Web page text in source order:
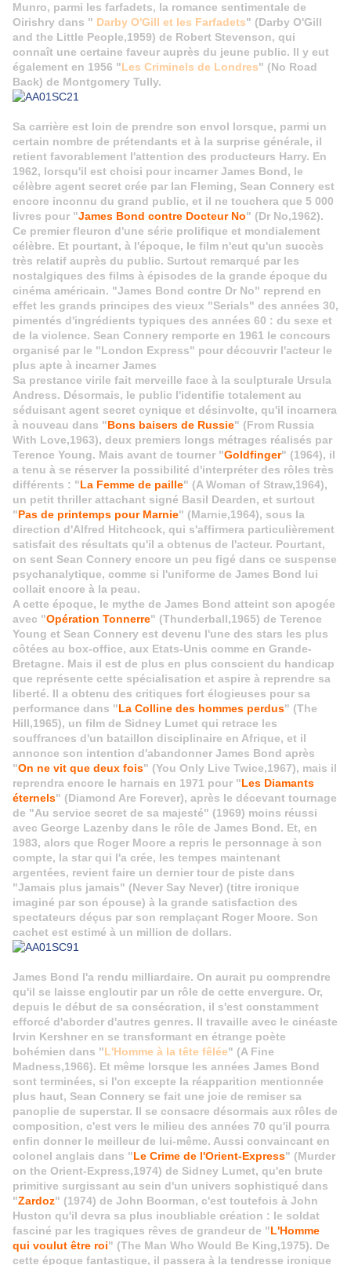
Munro, parmi les farfadets, la romance sentimentale de
Oirishry dans " Darby O'Gill et les Farfadets" (Darby O'Gill
and the Little People,1959) de Robert Stevenson, qui
connaît une certaine faveur auprès du jeune public. Il y eut
également en 1956 "Les Criminels de Londres" (No Road
Back) de Montgomery Tully.
Sa carrière est loin de prendre son envol lorsque, parmi un
certain nombre de prétendants et à la surprise générale, il
retient favorablement l'attention des producteurs Harry. En
1962, lorsqu'il est choisi pour incarner James Bond, le
célèbre agent secret crée par Ian Fleming, Sean Connery est
encore inconnu du grand public, et il ne touchera que 5 000
livres pour "James Bond contre Docteur No" (Dr No,1962).
Ce premier fleuron d'une série prolifique et mondialement
célèbre. Et pourtant, à l'époque, le film n'eut qu'un succès
très relatif auprès du public. Surtout remarqué par les
nostalgiques des films à épisodes de la grande époque du
cinéma américain. "James Bond contre Dr No" reprend en
effet les grands principes des vieux "Serials" des années 30,
pimentés d'ingrédients typiques des années 60 : du sexe et
de la violence. Sean Connery remporte en 1961 le concours
organisé par le "London Express" pour découvrir l'acteur le
plus apte à incarner James
Sa prestance virile fait merveille face à la sculpturale Ursula
Andress. Désormais, le public l'identifie totalement au
séduisant agent secret cynique et désinvolte, qu'il incarnera
à nouveau dans "Bons baisers de Russie" (From Russia
With Love,1963), deux premiers longs métrages réalisés par
Terence Young. Mais avant de tourner "Goldfinger" (1964), il
a tenu à se réserver la possibilité d'interpréter des rôles très
différents : "La Femme de paille" (A Woman of Straw,1964),
un petit thriller attachant signé Basil Dearden, et surtout
"Pas de printemps pour Marnie" (Marnie,1964), sous la
direction d'Alfred Hitchcock, qui s'affirmera particulièrement
satisfait des résultats qu'il a obtenus de l'acteur. Pourtant,
on sent Sean Connery encore un peu figé dans ce suspense
psychanalytique, comme si l'uniforme de James Bond lui
collait encore à la peau.
A cette époque, le mythe de James Bond atteint son apogée
avec "Opération Tonnerre" (Thunderball,1965) de Terence
Young et Sean Connery est devenu l'une des stars les plus
côtées au box-office, aux Etats-Unis comme en Grande-
Bretagne. Mais il est de plus en plus conscient du handicap
que représente cette spécialisation et aspire à reprendre sa
liberté. Il a obtenu des critiques fort élogieuses pour sa
performance dans "La Colline des hommes perdus" (The
Hill,1965), un film de Sidney Lumet qui retrace les
souffrances d'un bataillon disciplinaire en Afrique, et il
annonce son intention d'abandonner James Bond après
"On ne vit que deux fois" (You Only Live Twice,1967), mais il
reprendra encore le harnais en 1971 pour "Les Diamants
éternels" (Diamond Are Forever), après le décevant tournage
de "Au service secret de sa majesté" (1969) moins réussi
avec George Lazenby dans le rôle de James Bond. Et, en
1983, alors que Roger Moore a repris le personnage à son
compte, la star qui l'a crée, les tempes maintenant
argentées, revient faire un dernier tour de piste dans
"Jamais plus jamais" (Never Say Never) (titre ironique
imaginé par son épouse) à la grande satisfaction des
spectateurs déçus par son remplaçant Roger Moore. Son
cachet est estimé à un million de dollars.
James Bond l'a rendu milliardaire. On aurait pu comprendre
qu'il se laisse engloutir par un rôle de cette envergure. Or,
depuis le début de sa consécration, il s'est constamment
efforcé d'aborder d'autres genres. Il travaille avec le cinéaste
Irvin Kershner en se transformant en étrange poète
bohémien dans "L'Homme à la tête fêlée" (A Fine
Madness,1966). Et même lorsque les années James Bond
sont terminées, si l'on excepte la réapparition mentionnée
plus haut, Sean Connery se fait une joie de remiser sa
panoplie de superstar. Il se consacre désormais aux rôles de
composition, c'est vers le milieu des années 70 qu'il pourra
enfin donner le meilleur de lui-même. Aussi convaincant en
colonel anglais dans "Le Crime de l'Orient-Express" (Murder
on the Orient-Express,1974) de Sidney Lumet, qu'en brute
primitive surgissant au sein d'un univers sophistiqué dans
"Zardoz" (1974) de John Boorman, c'est toutefois à John
Huston qu'il devra sa plus inoubliable création : le soldat
fasciné par les tragiques rêves de grandeur de "L'Homme
qui voulut être roi" (The Man Who Would Be King,1975). De
cette époque fantastique, il passera à la tendresse ironique